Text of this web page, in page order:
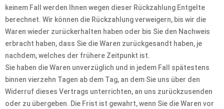
keinem Fall werden Ihnen wegen dieser Rückzahlung Entgelte
berechnet. Wir können die Rückzahlung verweigern, bis wir die
Waren wieder zurückerhalten haben oder bis Sie den Nachweis
erbracht haben, dass Sie die Waren zurückgesandt haben, je
nachdem, welches der frühere Zeitpunkt ist.
Sie haben die Waren unverzüglich und in jedem Fall spätestens
binnen vierzehn Tagen ab dem Tag, an dem Sie uns über den
Widerruf dieses Vertrags unterrichten, an uns zurückzusenden
oder zu übergeben. Die Frist ist gewahrt, wenn Sie die Waren vor